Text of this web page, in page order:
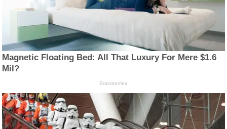
Magnetic Floating Bed: All That Luxury For Mere $1.6
Mil?
Brainberries